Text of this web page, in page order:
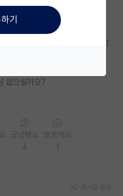
점 높은 학생 누구인지 파악하고
없으실까요?
기